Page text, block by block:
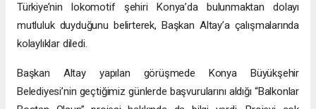
Türkiye’nin lokomotif şehiri Konya’da bulunmaktan dolayı
mutluluk duyduğunu belirterek, Başkan Altay’a çalışmalarında
kolaylıklar diledi.
Başkan Altay yapılan görüşmede Konya Büyükşehir
Belediyesi’nin geçtiğimiz günlerde başvurularını aldığı “Balkonlar